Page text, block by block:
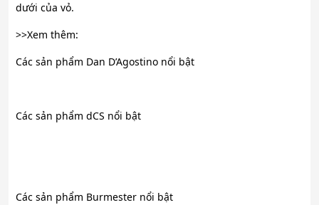
dưới của vỏ.
>>Xem thêm:
Các sản phẩm Dan D’Agostino nổi bật
Các sản phẩm dCS nổi bật
Các sản phẩm Burmester nổi bật